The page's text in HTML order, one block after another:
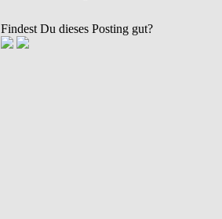
Findest Du dieses Posting gut?